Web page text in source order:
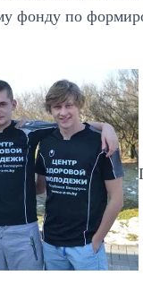
фонду по